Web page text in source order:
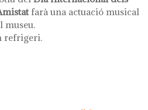
farà una actuació musical
museu.
refrigeri.
dels museus. nit de cant amb
d'amistat